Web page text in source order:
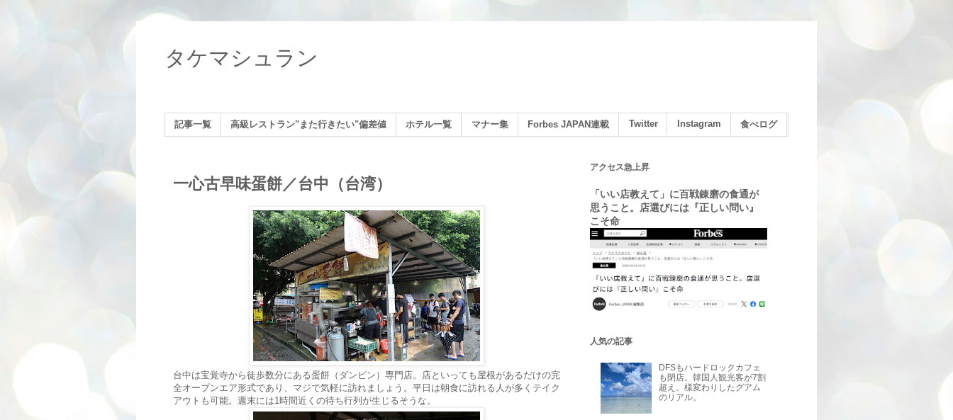
タケマシュラン
記事一覧 高級レストラン"また行きたい"偏差値 ホテル一覧 マナー集 Forbes JAPAN連載 Twitter Instagram 食べログ
一心古早味蛋餅／台中（台湾）
台中は宝覚寺から徒歩数分にある蛋餅（ダンビン）専門店。店といっても屋根があるだけの完
全オープンエア形式であり、マジで気軽に訪れましょう。平日は朝食に訪れる人が多くテイク
アウトも可能。週末には1時間近くの待ち行列が生じるそうな。
アクセス急上昇
「いい店教えて」に百戦錬磨の食通が
思うこと。店選びには『正しい問い』
こそ命
人気の記事
DFSもハードロックカフェ
も閉店。韓国人観光客が7割
超え。様変わりしたグアム
のリアル。